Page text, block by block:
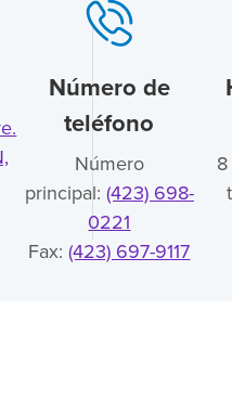
Número de
teléfono
Número
principal: (423) 698-
0221
Fax:(423) 697-9117